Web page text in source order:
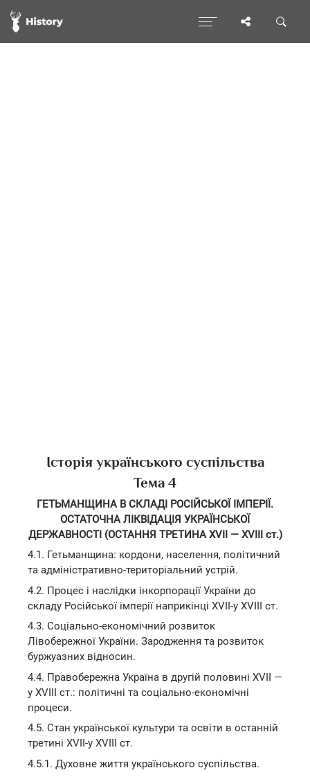
Історія українського суспільства
Тема 4
ГЕТЬМАНЩИНА В СКЛАДІ РОСІЙСЬКОЇ ІМПЕРІЇ.
ОСТАТОЧНА ЛІКВІДАЦІЯ УКРАЇНСЬКОЇ
ДЕРЖАВНОСТІ (ОСТАННЯ ТРЕТИНА XVII — XVIII ст.)
4.1. Гетьманщина: кордони, населення, політичний
та адміністративно-територіальний устрій.
4.2. Процес і наслідки інкорпорації України до
складу Російської імперії наприкінці XVII-y XVIII ст.
4.3. Соціально-економічний розвиток
Лівобережної України. Зародження та розвиток
буржуазних відносин.
4.4. Правобережна Україна в другій половині XVII —
у XVIII ст.: політичні та соціально-економічні
процеси.
4.5. Стан української культури та освіти в останній
третині XVII-y XVIII ст.
4.5.1. Духовне життя українського суспільства.